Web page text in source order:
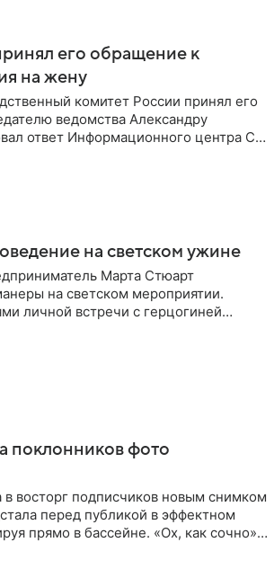
его обращение к
на жену
комитет России принял его
ведомства Александру
ответ Информационного центра СК
на светском ужине
Марта Стюарт
на светском мероприятии.
личной встречи с герцогиней
поклонников фото
восторг подписчиков новым снимком
перед публикой в эффектном
прямо в бассейне. «Ох, как сочно»,